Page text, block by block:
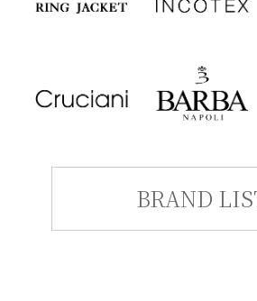
BRAND